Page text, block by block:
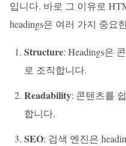
입니다. 바로 그 이유로
headings은 여러 가지 중요
Structure: Headings은
로 조직합니다.
Readability: 콘텐츠를
합니다.
SEO: 검색 엔진은